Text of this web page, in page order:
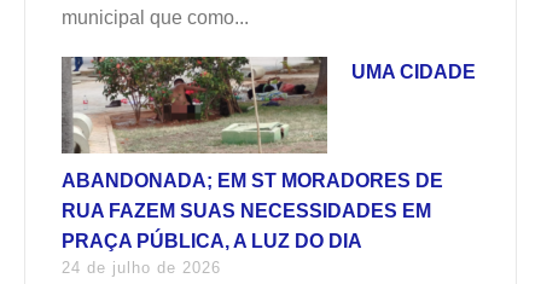
municipal que como...
UMA CIDADE
ABANDONADA; EM ST MORADORES DE
RUA FAZEM SUAS NECESSIDADES EM
PRAÇA PÚBLICA, A LUZ DO DIA
24 de julho de 2026